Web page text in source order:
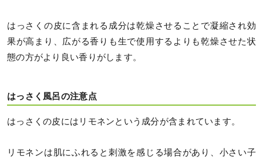
はっさくの皮に含まれる成分は乾燥させることで凝縮され効
果が高まり、広がる香りも生で使用するよりも乾燥させた状
態の方がより良い香りがします。
はっさく風呂の注意点
はっさくの皮にはリモネンという成分が含まれています。
リモネンは肌にふれると刺激を感じる場合があり、小さい子